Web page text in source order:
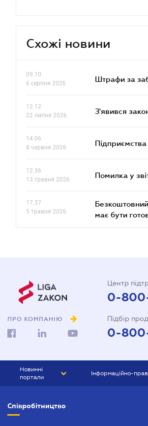
Схожі новини
09.10
6 серпня 2026
Штрафи за
12.12
22 липня 2026
З'явився
14.06
8 червня 2026
12.36
13 травня 2026
Помилка у
17.37
5 травня 2026
має бути
ПРО КОМПАНІЮ
Центр
0-
Підбір
0-
Новинні
портали
БІЗНЕС
Інформаційно-
Співробітництво